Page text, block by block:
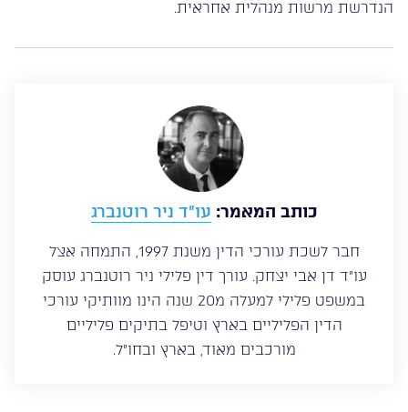
הנדרשת מרשות מנהלית אחראית.
כותב המאמר: עו”ד ניר רוטנברג
חבר לשכת עורכי הדין משנת 1997, התמחה אצל
עו”ד דן אבי יצחק. עורך דין פלילי ניר רוטנברג עוסק
במשפט פלילי למעלה מ20 שנה הינו מוותיקי עורכי
הדין הפליליים בארץ וטיפל בתיקים פליליים
מורכבים מאוד, בארץ ובחו”ל.